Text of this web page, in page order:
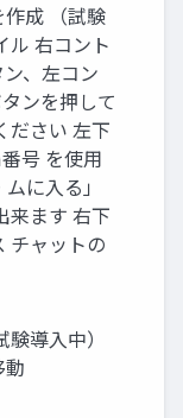
成 （試験
ル 右コント
、左コン
ンを押して
ださい 左下
号 を使用
に入る」
来ます 右下
チャットの
導入中）